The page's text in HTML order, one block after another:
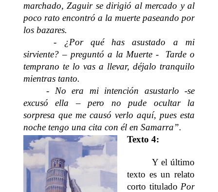
marchado, Zaguir se dirigió al mercado y al
poco rato encontró a la muerte paseando por
los bazares.
- ¿Por qué has asustado a mi
sirviente? – preguntó a la Muerte - Tarde o
temprano te lo vas a llevar, déjalo tranquilo
mientras tanto.
- No era mi intención asustarlo -se
excusó ella – pero no pude ocultar la
sorpresa que me causó verlo aquí, pues esta
noche tengo una cita con él en Samarra”.
Texto 4:
Y el último
texto es un relato
corto titulado Por